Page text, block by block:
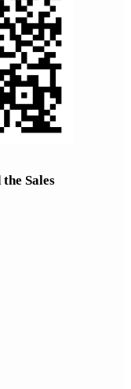
Sales